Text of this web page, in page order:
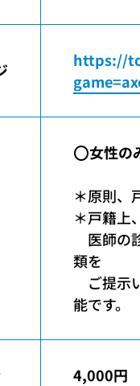
https://
⭕️女性の
＊原則、
＊戸籍上
医師の
類を
ご提示
能です。
4,000円